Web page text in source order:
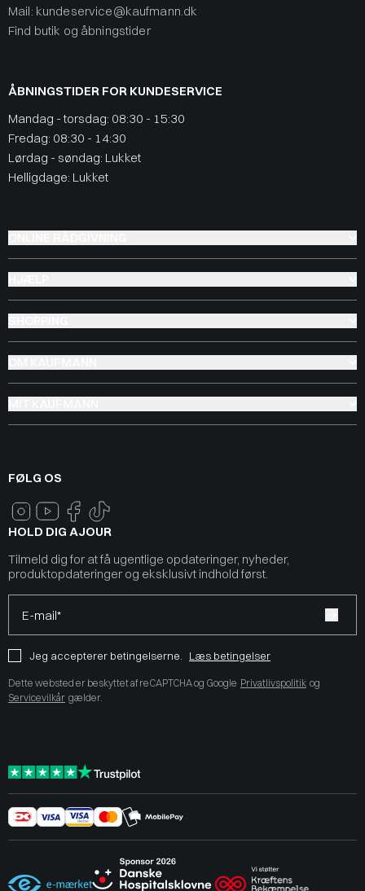
Mail: kundeservice@kaufmann.dk
Find butik og åbningstider
ÅBNINGSTIDER FOR KUNDESERVICE
Mandag - torsdag: 08:30 - 15:30
Fredag: 08:30 - 14:30
Lørdag - søndag: Lukket
Helligdage: Lukket
FØLG OS
HOLD DIG AJOUR
Tilmeld dig for at få ugentlige opdateringer, nyheder,
produktopdateringer og eksklusivt indhold først.
E-mail*
Jeg accepterer betingelserne. Læs betingelser
Dette websted er beskyttet af reCAPTCHA og Google Privatlivspolitik og
Servicevilkår gælder.